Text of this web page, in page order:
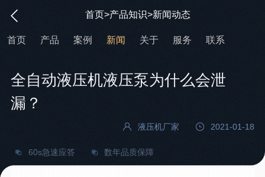
首页>产品知识>新闻动态
首页 产品 案例 新闻 关于 服务 联系
全自动液压机液压泵为什么会泄
漏？
液压机厂家 2021-01-18
60s急速应答 数年品质保障